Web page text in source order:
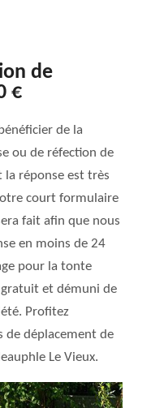
de
€
de la
ou de réfection de
la réponse est très
court formulaire
fait afin que nous
en moins de 24
pour la tonte
et démuni de
Profitez
de déplacement de
Le Vieux.